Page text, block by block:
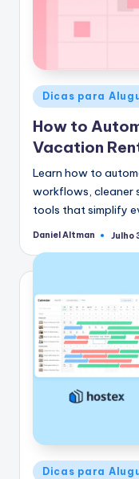
Postado
em
Dicas para
How to
Vacation
Learn how to
workflows, cleaner
tools that simplify
Postado
Daniel Altman Julho
Postado
Dicas para